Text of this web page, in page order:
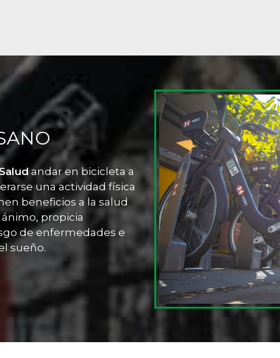
andar en bicicleta a
una actividad física
beneficios a la salud
propicia
de enfermedades e
sueño.